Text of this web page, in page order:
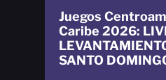
Juegos
Caribe 2026:
SANTO